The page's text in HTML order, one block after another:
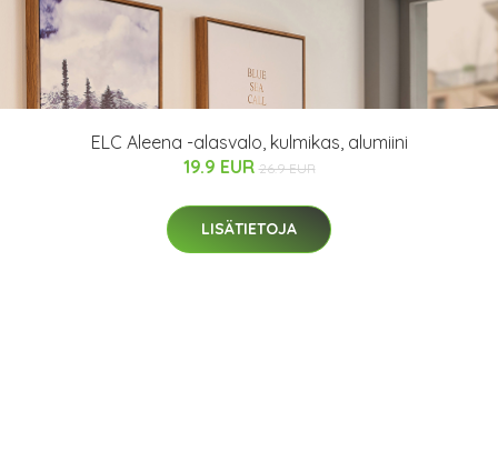
ELC Aleena -alasvalo, kulmikas, alumiini
19.9 EUR 26.9 EUR
LISÄTIETOJA